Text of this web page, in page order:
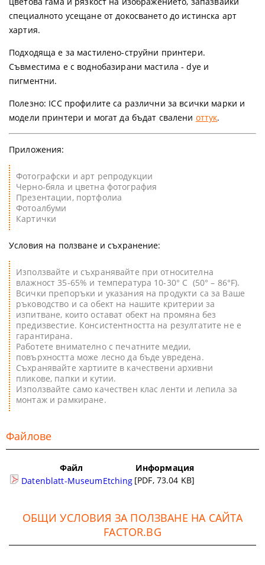
специалното усещане от докосването до истинска арт
хартия.
Подходяща е за мастилено-струйни принтери.
Съвместима е с воднобазирани мастила - dye и
пигментни.
Полезно: ICC профилите са различни за всички марки и
модели принтери и могат да бъдат свалени оттук.
Приложения:
Фотографски и арт репродукции
Черно-бяла и цветна фотография
Презентации, портфолиа
Фотоалбуми
Картички
Условия на ползване и съхранение:
Използвайте и съхранявайте при относителна
влажност 35-65% и температура 10-30° C (50° – 86°F).
Всички препоръки и указания на продукти са за Ваше
ръководство и са обект на нашите критерии за
изпитване, които остават обект на промяна без
предизвестие. Консистентността на резултатите не е
гарантирана.
Работете внимателно с печатните медии,
повърхността може лесно да бъде увредена.
Съхранявайте хартиите в качествени архивни
пликове, папки и кутии.
Използвайте само качествен клас ленти и лепила за
монтаж и рамкиране.
Файлове
Файл
Информация
Datenblatt-MuseumEtching [PDF, 73.04 KB]
ОБЩИ УСЛОВИЯ ЗА ПОЛЗВАНЕ НА САЙТА
FACTOR.BG